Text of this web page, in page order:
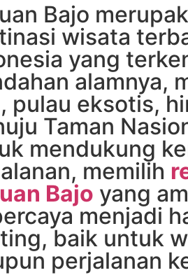
Bajo
wisata
yang
alamnya,
pulau eksotis,
Taman
mendukung
memilih
Bajo yang
menjadi
baik untuk
perjalanan